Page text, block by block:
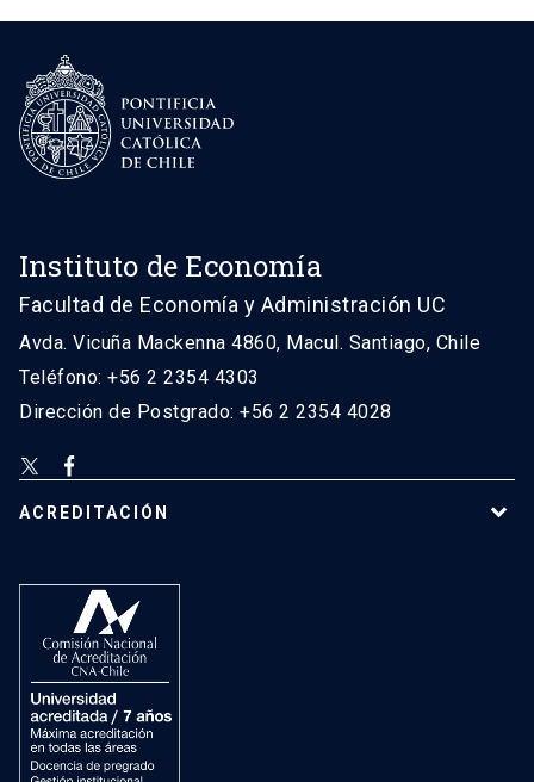
Instituto de Economía
Facultad de Economía y Administración UC
Avda. Vicuña Mackenna 4860, Macul. Santiago, Chile
Teléfono: +56 2 2354 4303
Dirección de Postgrado: +56 2 2354 4028
ACREDITACIÓN